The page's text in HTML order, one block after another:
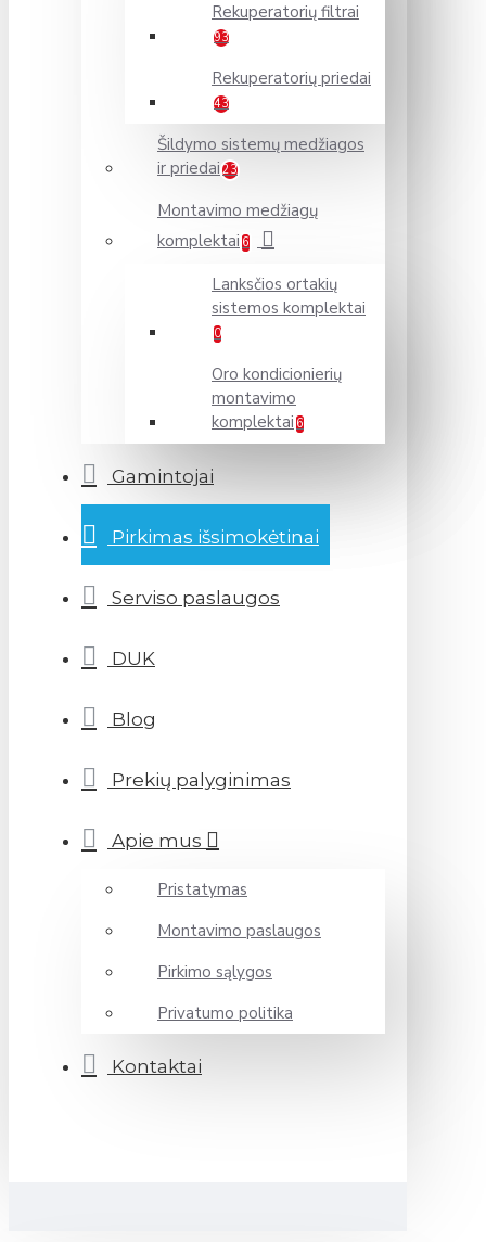
Rekuperatorių filtrai
93
Rekuperatorių priedai
43
Šildymo sistemų medžiagos
ir priedai 23
Montavimo medžiagų
komplektai 6
Lanksčios ortakių
sistemos komplektai
0
Oro kondicionierių
montavimo
komplektai 6
Gamintojai
Pirkimas išsimokėtinai
Serviso paslaugos
DUK
Blog
Prekių palyginimas
Apie mus
Pristatymas
Montavimo paslaugos
Pirkimo sąlygos
Privatumo politika
Kontaktai